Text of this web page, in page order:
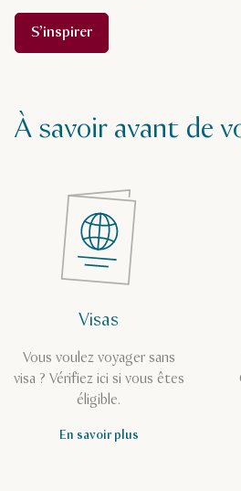
S’inspirer
À savoir avant de
Visas
Vous voulez voyager sans
visa ? Vérifiez ici si vous êtes
éligible.
En savoir plus